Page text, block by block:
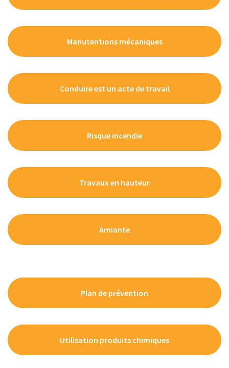
Manutentions mécaniques
Conduire est un acte de travail
Risque incendie
Travaux en hauteur
Amiante
Plan de prévention
Utilisation produits chimiques